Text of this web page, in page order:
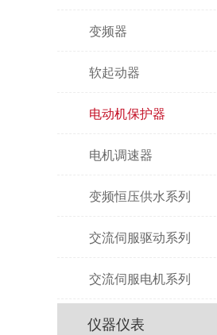
变频器
软起动器
电动机保护器
电机调速器
变频恒压供水系列
交流伺服驱动系列
交流伺服电机系列
仪器仪表